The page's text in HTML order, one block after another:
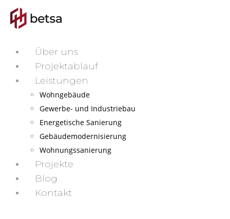
Über uns
Projektablauf
Leistungen
Wohngebäude
Gewerbe- und Industriebau
Energetische Sanierung
Gebäudemodernisierung
Wohnungssanierung
Projekte
Blog
Kontakt